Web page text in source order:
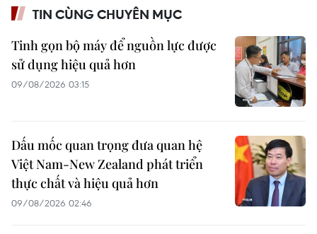
TIN CÙNG CHUYÊN MỤC
Tinh gọn bộ máy để nguồn lực được
sử dụng hiệu quả hơn
09/08/2026 03:15
Dấu mốc quan trọng đưa quan hệ
Việt Nam-New Zealand phát triển
thực chất và hiệu quả hơn
09/08/2026 02:46